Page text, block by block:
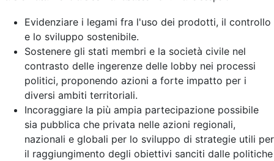
Evidenziare i legami fra l'uso dei prodotti, il controllo
e lo sviluppo sostenibile.
Sostenere gli stati membri e la società civile nel
contrasto delle ingerenze delle lobby nei processi
politici, proponendo azioni a forte impatto per i
diversi ambiti territoriali.
Incoraggiare la più ampia partecipazione possibile
sia pubblica che privata nelle azioni regionali,
nazionali e globali per lo sviluppo di strategie utili per
il raggiungimento degli obiettivi sanciti dalle politiche